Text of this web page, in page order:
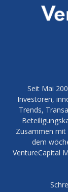
Seit Mai
Investoren,
Trends,
Zusammen mit
dem
VentureCapital